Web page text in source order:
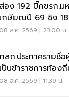
ส่อง 192 บิ๊กขรก.ม
เกษียณปี 69 ชิง
ปลัด-ผู้ว่าฯ
08 ส.ค. 2569 | 23:00 น.
กสถ.ประกาศรายชื่
เป็นข้าราชการท้อง
ใหม่
08 ส.ค. 2569 | 11:39 น.